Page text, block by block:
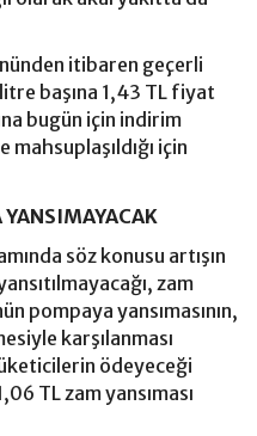
itibaren geçerli
başına 1,43 TL fiyat
bugün için indirim
mahsuplaşıldığı için
söz konusu artışın
zam
pompaya yansımasının,
karşılanması
ödeyeceği
TL zam yansıması